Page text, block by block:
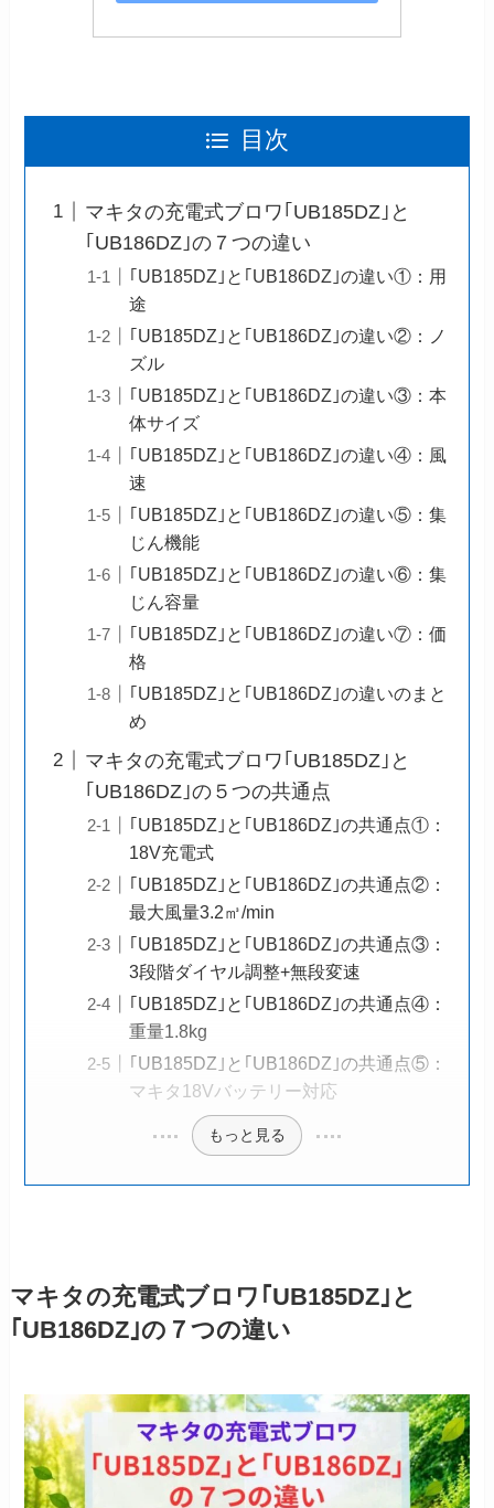
目次
マキタの充電式ブロワ｢UB185DZ｣と
｢UB186DZ｣の７つの違い
｢UB185DZ｣と｢UB186DZ｣の違い①：用
途
｢UB185DZ｣と｢UB186DZ｣の違い②：ノ
ズル
｢UB185DZ｣と｢UB186DZ｣の違い③：本
体サイズ
｢UB185DZ｣と｢UB186DZ｣の違い④：風
速
｢UB185DZ｣と｢UB186DZ｣の違い⑤：集
じん機能
｢UB185DZ｣と｢UB186DZ｣の違い⑥：集
じん容量
｢UB185DZ｣と｢UB186DZ｣の違い⑦：価
格
｢UB185DZ｣と｢UB186DZ｣の違いのまと
め
マキタの充電式ブロワ｢UB185DZ｣と
｢UB186DZ｣の５つの共通点
｢UB185DZ｣と｢UB186DZ｣の共通点①：
18V充電式
｢UB185DZ｣と｢UB186DZ｣の共通点②：
最大風量3.2㎥/min
｢UB185DZ｣と｢UB186DZ｣の共通点③：
3段階ダイヤル調整+無段変速
｢UB185DZ｣と｢UB186DZ｣の共通点④：
重量1.8kg
｢UB185DZ｣と｢UB186DZ｣の共通点⑤：
マキタ18Vバッテリー対応
もっと見る
マキタの充電式ブロワ｢UB185DZ｣と
｢UB186DZ｣の７つの違い